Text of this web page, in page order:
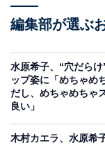
編集部が選ぶ
水原希子、“穴だらけ
ップ姿に「めちゃめ
だし、めちゃめちゃ
良い」
木村カエラ、水原希